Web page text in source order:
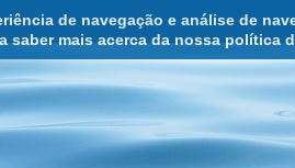
de navegação e análise de
saber mais acerca da nossa política